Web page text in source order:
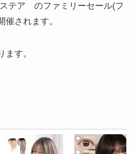
テア のファミリーセール(フ
催されます。
ます。